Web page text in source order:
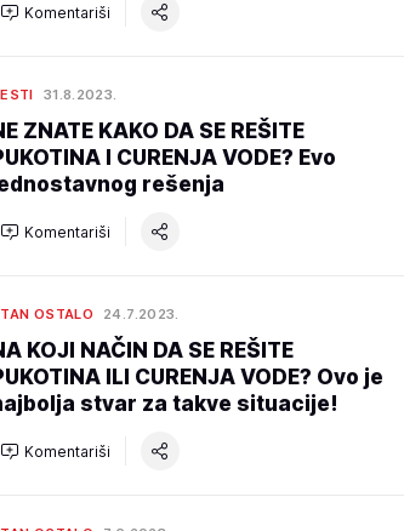
Komentariši
31.8.2023.
ZNATE KAKO DA SE REŠITE
I CURENJA VODE? Evo
rešenja
Komentariši
OSTALO 24.7.2023.
KOJI NAČIN DA SE REŠITE
ILI CURENJA VODE? Ovo je
stvar za takve situacije!
Komentariši